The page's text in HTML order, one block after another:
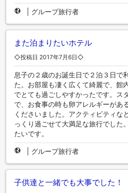
グループ旅行者
また泊まりたいホテル
◇投稿日 2017年7月6日◇
息子の２歳のお誕生日で２泊３日で
た。お部屋も凄く広くて綺麗で、館
でとても過ごしやすかったです。ス
で、お食事の時も卵アレルギーがあ
くださいました。アクティビティな
っくり過ごせて大満足な旅行でした
たいです。
グループ旅行者
子供達と一緒でも大事でした！